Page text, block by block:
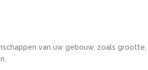
van uw gebouw, zoals grootte,